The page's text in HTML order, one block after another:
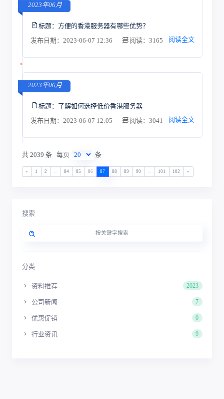
2023年06月
标题： 方便的香港服务器有哪些优势？
发布日期：2023-06-07 12:36
阅读：3165 阅读全文
2023年06月
标题： 了解如何选择低价香港服务器
发布日期：2023-06-07 12:05
阅读：3041 阅读全文
共 2039 条 每页 条
« 1 2 84 85 86 87 88 89 90 101 102 »
搜索
分类
资料推荐 2023
公司新闻 7
优惠促销 0
行业资讯 9